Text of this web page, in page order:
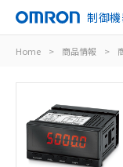
制御
Home > 商品情報 >